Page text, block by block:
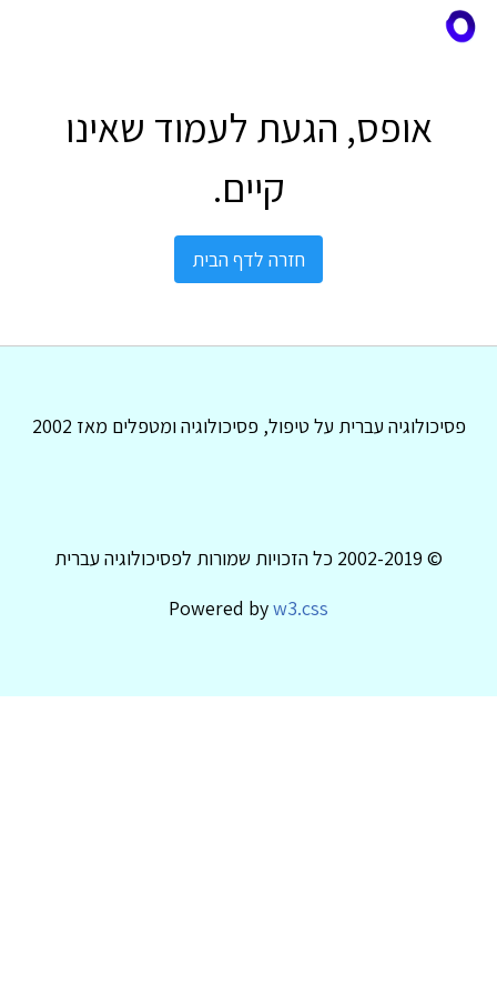
אופס, הגעת לעמוד שאינו
קיים.
חזרה לדף הבית
פסיכולוגיה עברית על טיפול, פסיכולוגיה ומטפלים מאז 2002
© 2002-2019 כל הזכויות שמורות לפסיכולוגיה עברית
Powered byw3.css